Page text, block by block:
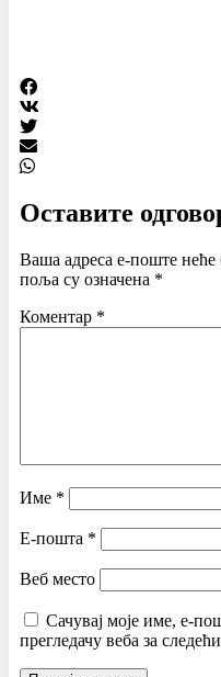
Оставите
Ваша адреса е-поште неће
поља су означена *
Коментар *
Име *
Е-пошта *
Веб место
Сачувај моје име, е-
прегледачу веба за